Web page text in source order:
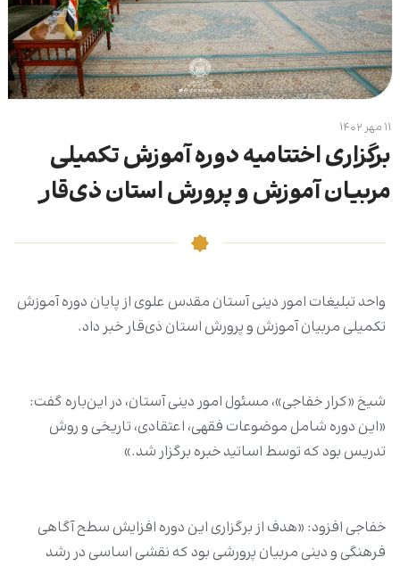
۱۱ مهر ۱۴۰۲
برگزاری اختتامیه دوره آموزش تکمیلی
مربیان آموزش و پرورش استان ذی‌قار
واحد تبلیغات امور دینی آستان مقدس علوی از پایان دوره‌ آموزش
تکمیلی مربیان آموزش و پرورش استان ذی‌قار خبر داد.
شیخ «کرار خفاجی»، مسئول امور دینی آستان، در این‌باره گفت:
«این دوره شامل موضوعات فقهی، اعتقادی، تاریخی و روش
تدریس بود که توسط اساتید خبره برگزار شد.»
خفاجی افزود: «هدف از برگزاری این دوره افزایش سطح آگاهی
فرهنگی و دینی مربیان پرورشی بود که نقشی اساسی در رشد